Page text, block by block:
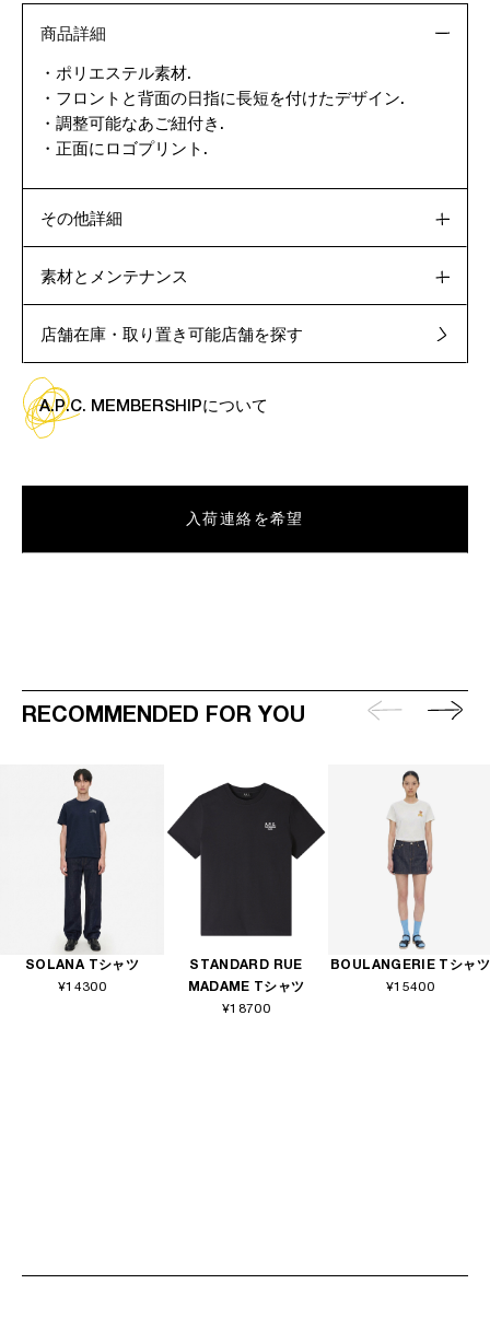
商品詳細
・ポリエステル素材.
・フロントと背面の日指に長短を付けたデザイン.
・調整可能なあご紐付き.
・正面にロゴプリント.
その他詳細
素材とメンテナンス
店舗在庫・取り置き可能店舗を探す
A.P.C. MEMBERSHIPについて
入荷連絡を希望
RECOMMENDED FOR YOU
SOLANA Tシャツ
¥14300
STANDARD RUE
MADAME Tシャツ
¥18700
BOULANGERIE Tシャツ
¥15400